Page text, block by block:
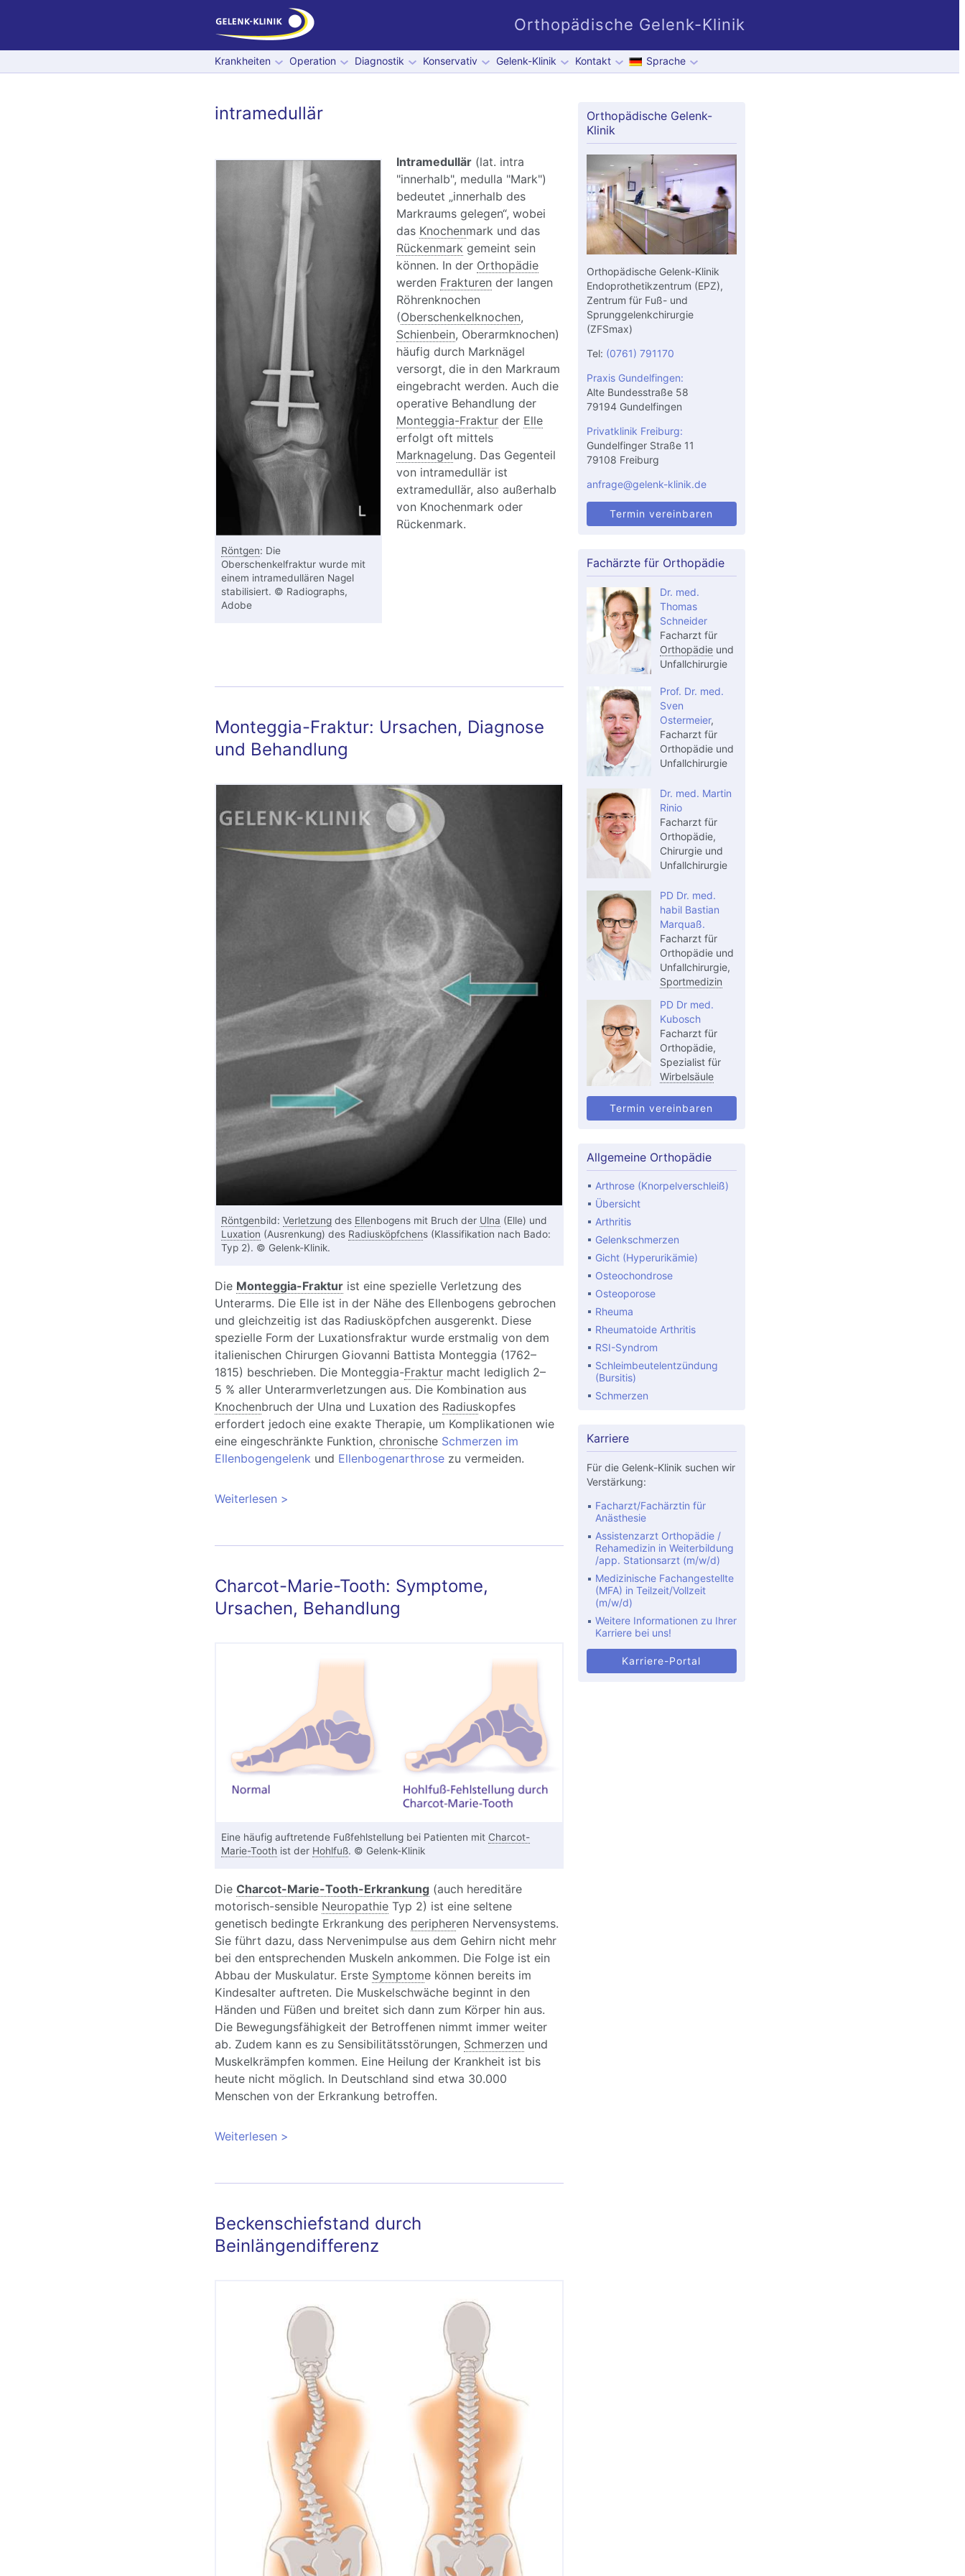
Orthopädische Gelenk-Klinik
Krankheiten Operation Diagnostik Konservativ Gelenk-Klinik Kontakt Sprache
intramedullär
Röntgen: Die
Oberschenkelfraktur wurde mit
einem intramedullären Nagel
stabilisiert. © Radiographs,
Adobe
Intramedullär(lat. intra
"innerhalb", medulla "Mark")
bedeutet „innerhalb des
Markraums gelegen“, wobei
das Knochenmark und das
Rückenmarkgemeint sein
können. In der Orthopädie
werden Frakturen der langen
Röhrenknochen
(Oberschenkelknochen,
Schienbein, Oberarmknochen)
häufig durch Marknägel
versorgt, die in den Markraum
eingebracht werden. Auch die
operative Behandlung der
Monteggia-Frakturder Elle
erfolgt oft mittels
Marknagelung. Das Gegenteil
von intramedullär ist
extramedullär, also außerhalb
von Knochenmark oder
Rückenmark.
Monteggia-Fraktur: Ursachen, Diagnose
und Behandlung
Röntgenbild: Verletzungdes Ellenbogens mit Bruch der Ulna (Elle) und
Luxation (Ausrenkung) des Radiusköpfchens (Klassifikation nach Bado:
Typ 2). © Gelenk-Klinik.
Die Monteggia-Frakturist eine spezielle Verletzung des
Unterarms. Die Elle ist in der Nähe des Ellenbogens gebrochen
und gleichzeitig ist das Radiusköpfchen ausgerenkt. Diese
spezielle Form der Luxationsfraktur wurde erstmalig von dem
italienischen Chirurgen Giovanni Battista Monteggia (1762–
1815) beschrieben. Die Monteggia-Frakturmacht lediglich 2–
5 % aller Unterarmverletzungen aus. Die Kombination aus
Knochenbruch der Ulna und Luxation des Radiuskopfes
erfordert jedoch eine exakte Therapie, um Komplikationen wie
eine eingeschränkte Funktion, chronische Schmerzen im
Ellenbogengelenk und Ellenbogenarthrosezu vermeiden.
Weiterlesen über Monteggia-Fraktur: Ursachen, Diagnose und
Charcot-Marie-Tooth: Symptome,
Ursachen, Behandlung
Eine häufig auftretende Fußfehlstellung bei Patienten mit Charcot-
Marie-Tooth ist der Hohlfuß. © Gelenk-Klinik
Die Charcot-Marie-Tooth-Erkrankung(auch hereditäre
motorisch-sensible NeuropathieTyp 2) ist eine seltene
genetisch bedingte Erkrankung des peripheren Nervensystems.
Sie führt dazu, dass Nervenimpulse aus dem Gehirn nicht mehr
bei den entsprechenden Muskeln ankommen. Die Folge ist ein
Abbau der Muskulatur. Erste Symptome können bereits im
Kindesalter auftreten. Die Muskelschwäche beginnt in den
Händen und Füßen und breitet sich dann zum Körper hin aus.
Die Bewegungsfähigkeit der Betroffenen nimmt immer weiter
ab. Zudem kann es zu Sensibilitätsstörungen, Schmerzen und
Muskelkrämpfen kommen. Eine Heilung der Krankheit ist bis
heute nicht möglich. In Deutschland sind etwa 30.000
Menschen von der Erkrankung betroffen.
Weiterlesen über Charcot-Marie-Tooth: Symptome, Ursachen,
Beckenschiefstand durch
Beinlängendifferenz
Orthopädische Gelenk-
Klinik
Orthopädische Gelenk-Klinik
Endoprothetikzentrum (EPZ),
Zentrum für Fuß- und
Sprunggelenkchirurgie
(ZFSmax)
Tel: (0761) 791170
Praxis Gundelfingen:
Alte Bundesstraße 58
79194 Gundelfingen
Privatklinik Freiburg:
Gundelfinger Straße 11
79108 Freiburg
anfrage@gelenk-klinik.de
Termin vereinbaren
Fachärzte für Orthopädie
Dr. med.
Thomas
Schneider
Facharzt für
Orthopädieund
Unfallchirurgie
Prof. Dr. med.
Sven
Ostermeier,
Facharzt für
Orthopädie und
Unfallchirurgie
Dr. med. Martin
Rinio
Facharzt für
Orthopädie,
Chirurgie und
Unfallchirurgie
PD Dr. med.
habil Bastian
Marquaß.
Facharzt für
Orthopädie und
Unfallchirurgie,
Sportmedizin
PD Dr med.
Kubosch
Facharzt für
Orthopädie,
Spezialist für
Wirbelsäule
Termin vereinbaren
Allgemeine Orthopädie
Arthrose (Knorpelverschleiß)
Übersicht
Arthritis
Gelenkschmerzen
Gicht (Hyperurikämie)
Osteochondrose
Osteoporose
Rheuma
Rheumatoide Arthritis
RSI-Syndrom
Schleimbeutelentzündung
(Bursitis)
Schmerzen
Karriere
Für die Gelenk-Klinik suchen wir
Verstärkung:
Facharzt/Fachärztin für
Anästhesie
Assistenzarzt Orthopädie /
Rehamedizin in Weiterbildung
/app. Stationsarzt (m/w/d)
Medizinische Fachangestellte
(MFA) in Teilzeit/Vollzeit
(m/w/d)
Weitere Informationen zu Ihrer
Karriere bei uns!
Karriere-Portal